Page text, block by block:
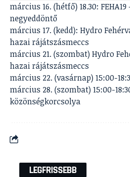
március 16. (hétfő) 18.30:
negyeddöntő
március 17. (kedd): Hydro
hazai rájátszásmeccs
március 21. (szombat) Hydro
hazai rájátszásmeccs
március 22. (vasárnap) 15:00-
március 28. (szombat) 15:00-
közönségkorcsolya
LEGFRISSEBB